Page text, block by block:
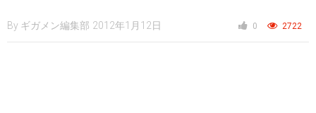
仮想通貨
By ギガメン編集部 2012年1月12日 0 2722